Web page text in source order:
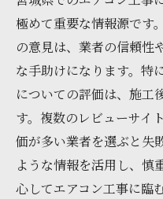
極めて重要な情報源です
の意見は、業者の信頼性
な手助けになります。特
についての評価は、施工
す。複数のレビューサイ
価が多い業者を選ぶと失
ような情報を活用し、慎
心してエアコン工事に臨